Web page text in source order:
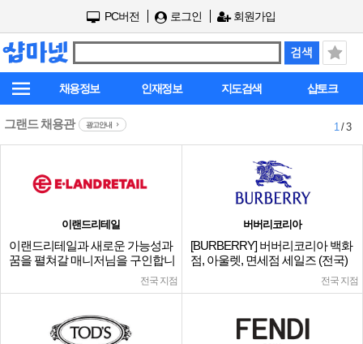
PC버전 로그인 회원가입
채용정보 인재정보 지도검색 샵토크
그랜드 채용관 광고안내 1/ 3
이랜드리테일
이랜드리테일과 새로운 가능성과
꿈을 펼쳐갈 매니저님을 구인합니
전국 지점
버버리코리아
[BURBERRY] 버버리코리아 백화
점, 아울렛, 면세점 세일즈 (전국)
전국 지점